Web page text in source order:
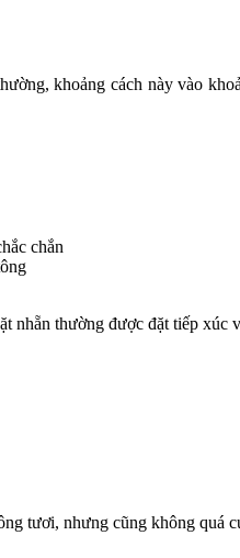
khoảng cách này vào
chắn
thường được đặt tiếp xúc
tươi, nhưng cũng không quá